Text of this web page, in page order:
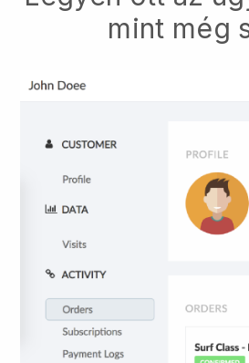
mint még